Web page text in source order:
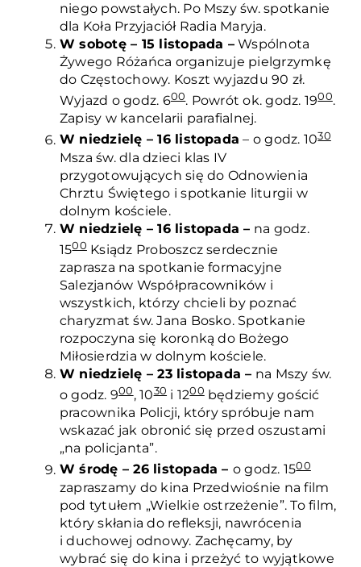
niego powstałych. Po Mszy św. spotkanie
dla Koła Przyjaciół Radia Maryja.
W sobotę – 15 listopada –Wspólnota
Żywego Różańca organizuje pielgrzymkę
do Częstochowy. Koszt wyjazdu 90 zł.
Wyjazd o godz. 600. Powrót ok. godz. 1900.
Zapisy w kancelarii parafialnej.
W niedzielę – 16 listopada – o godz. 1030
Msza św. dla dzieci klas IV
przygotowujących się do Odnowienia
Chrztu Świętego i spotkanie liturgii w
dolnym kościele.
W niedzielę – 16 listopada – na godz.
1500Ksiądz Proboszcz serdecznie
zaprasza na spotkanie formacyjne
Salezjanów Współpracowników i
wszystkich, którzy chcieli by poznać
charyzmat św. Jana Bosko. Spotkanie
rozpoczyna się koronką do Bożego
Miłosierdzia w dolnym kościele.
W niedzielę – 23 listopada – na Mszy św.
o godz. 900, 1030 i 1200będziemy gościć
pracownika Policji, który spróbuje nam
wskazać jak obronić się przed oszustami
„na policjanta”.
W środę – 26 listopada – o godz. 1500
zapraszamy do kina Przedwiośnie na film
pod tytułem „Wielkie ostrzeżenie”. To film,
który skłania do refleksji, nawrócenia
i duchowej odnowy. Zachęcamy, by
wybrać się do kina i przeżyć to wyjątkowe